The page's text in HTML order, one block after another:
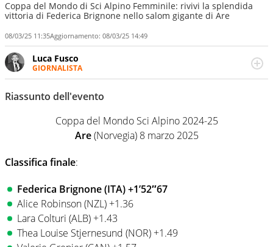
Coppa del Mondo di Sci Alpino Femminile: rivivi la splendida
vittoria di Federica Brignone nello salom gigante di Are
08/03/25 11:35Aggiornamento: 08/03/25 14:49
Luca Fusco
GIORNALISTA
Giornalista multimediale. Quando si accendono i motori,
lui sgasa, impenna, derapa. E spesso e volentieri finisce
sul podio
Riassunto dell'evento
Coppa del Mondo Sci Alpino 2024-25
Are(Norvegia) 8 marzo 2025
Classifica finale:
Federica Brignone (ITA) +1’52″67
Alice Robinson (NZL) +1.36
Lara Colturi (ALB) +1.43
Thea Louise Stjernesund (NOR) +1.49